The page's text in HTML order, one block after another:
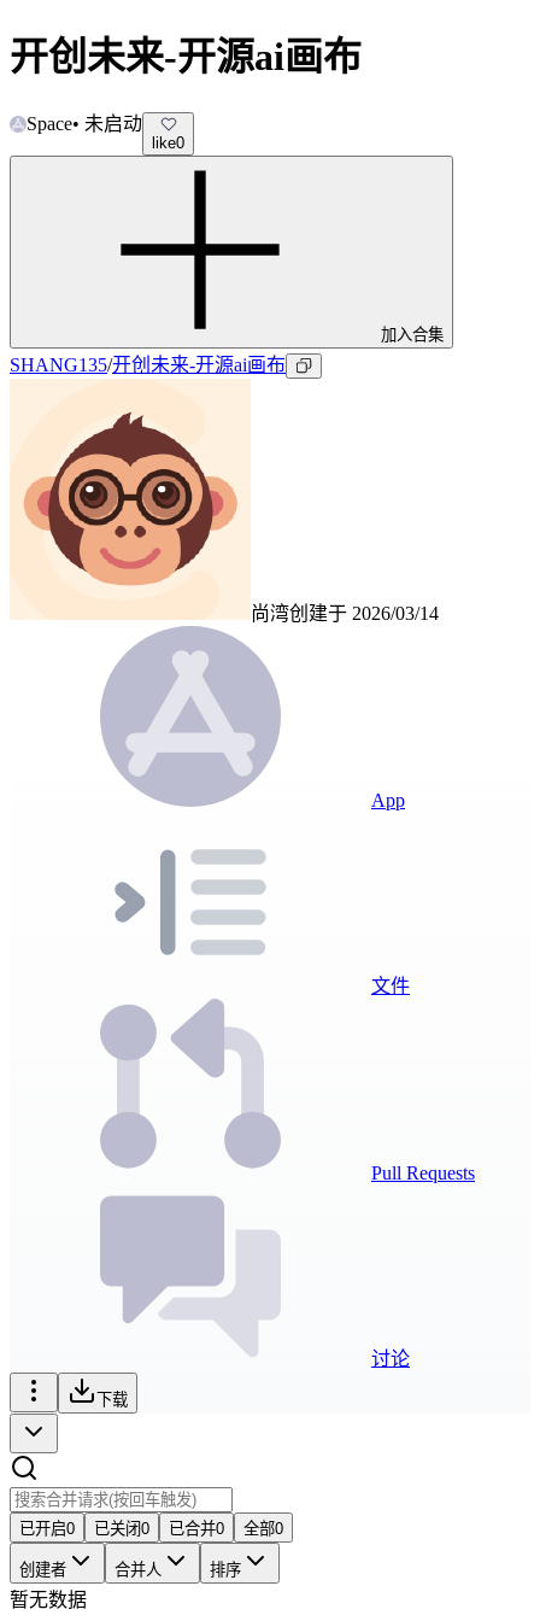
开创未来-开源ai画布
Space• 未启动
like0
加入合集
SHANG135/开创未来-开源ai画布
尚湾创建于 2026/03/14
App
文件
Pull Requests
讨论
下载
已开启0 已关闭0 已合并0 全部0
创建者 合并人 排序
暂无数据